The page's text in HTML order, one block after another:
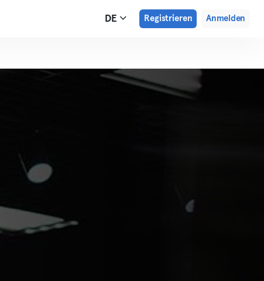
DE Registrieren Anmelden